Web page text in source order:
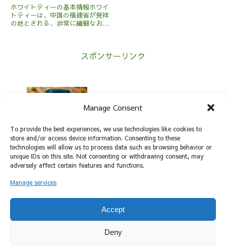
Manage Consent
To provide the best experiences, we use technologies like cookies to
store and/or access device information. Consenting to these
technologies will allow us to process data such as browsing behavior or
unique IDs on this site. Not consenting or withdrawing consent, may
adversely affect certain features and functions.
Manage services
Accept
Deny
ホワイトティーの基本情報ホワイ
トティーは、中国の福建省が発祥
の地とされる、非常に繊細なお茶
のため、非常に軽やかで繊細な味スポンサーリンク
は？
魅惑の香りと深い味わい、ウーロン茶の
魅力